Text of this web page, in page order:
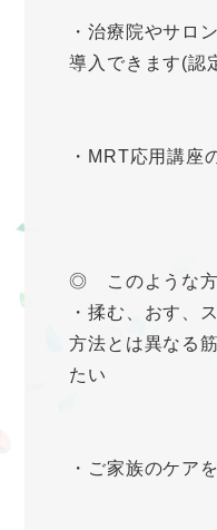
・治療院やサロ
導入できます(認
・MRT応用講座
◎ このような方
・揉む、おす、
方法とは異なる
たい
・ご家族のケア